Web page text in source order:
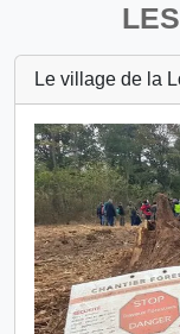
Le village de la